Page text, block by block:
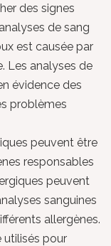
des signes
de sang
est causée par
Les analyses de
évidence des
problèmes
peuvent être
responsables
peuvent
sanguines
allergènes.
utilisés pour